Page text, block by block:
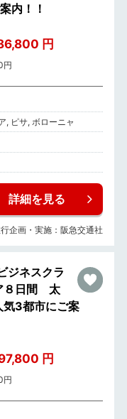
内！！
円
円
, ピサ, ボローニャ
詳細を見る
企画・実施：阪急交通社
ジネスクラ
８日間 太
3都市にご案
円
円